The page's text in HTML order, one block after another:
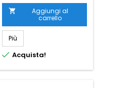

Aggiungi al
carrello
Più
 Acquista!